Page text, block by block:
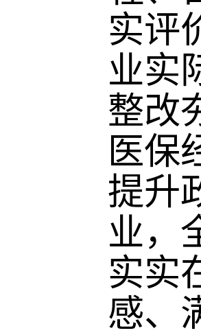
实评
业实
整改
医保
提升
业，
实实
感、